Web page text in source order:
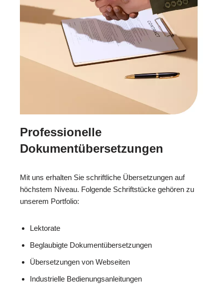
Professionelle
Dokumentübersetzungen
Mit uns erhalten Sie schriftliche Übersetzungen auf
höchstem Niveau. Folgende Schriftstücke gehören zu
unserem Portfolio:
Lektorate
Beglaubigte Dokumentübersetzungen
Übersetzungen von Webseiten
Industrielle Bedienungsanleitungen